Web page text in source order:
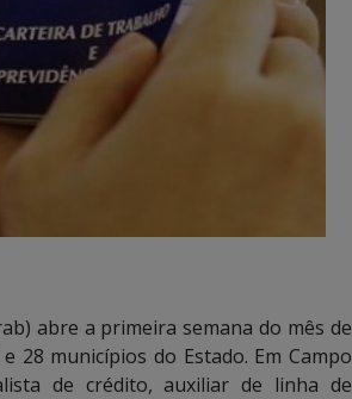
abre a primeira semana do mês de
28 municípios do Estado. Em Campo
de crédito, auxiliar de linha de